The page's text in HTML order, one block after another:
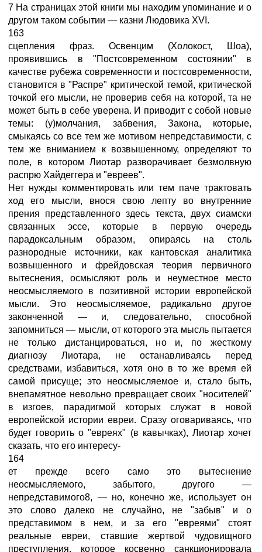
7 На страницах этой книги мы находим упоминание и о
другом таком событии — казни Людовика XVI.
163
сцепления фраз. Освенцим (Холокост, Шоа),
проявившись в "Постсовременном состоянии" в
качестве рубежа современности и постсовременности,
становится в "Распре" критической темой, критической
точкой его мысли, не проверив себя на которой, та не
может быть в себе уверена. И приводит с собой новые
темы: (у)молчания, забвения, Закона, которые,
смыкаясь со все тем же мотивом непредставимости, с
тем же вниманием к возвышенному, определяют то
поле, в котором Лиотар разворачивает безмолвную
распрю Хайдеггера и "евреев".
Нет нужды комментировать или тем паче трактовать
ход его мысли, внося свою лепту во внутренние
прения представленного здесь текста, двух сиамски
связанных эссе, которые в первую очередь
парадоксальным образом, опираясь на столь
разнородные источники, как кантовская аналитика
возвышенного и фрейдовская теория первичного
вытеснения, осмысляют роль и неуместное место
неосмысляемого в позитивной истории европейской
мысли. Это неосмысляемое, радикально другое
законченной — и, следовательно, способной
запомниться — мысли, от которого эта мысль пытается
не только дистанцироваться, но и, по жесткому
диагнозу Лиотара, не останавливаясь перед
средствами, избавиться, хотя оно в то же время ей
самой присуще; это неосмысляемое и, стало быть,
внепамятное невольно превращает своих "носителей"
в изгоев, парадигмой которых служат в новой
европейской истории евреи. Сразу оговариваясь, что
будет говорить о "евреях" (в кавычках), Лиотар хочет
сказать, что его интересу-
164
ет прежде всего само это вытеснение
неосмысляемого, забытого, другого —
непредставимого8, — но, конечно же, использует он
это слово далеко не случайно, не "забыв" и о
представимом в нем, и за его "евреями" стоят
реальные евреи, ставшие жертвой чудовищного
преступления, которое косвенно санкционировала